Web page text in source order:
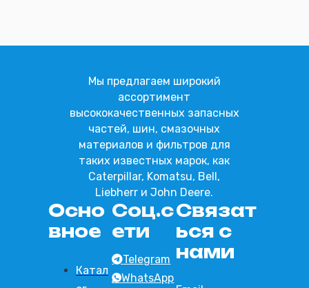
Мы предлагаем широкий
ассортимент
высококачественных запасных
частей, шин, смазочных
материалов и фильтров для
таких известных марок, как
Caterpillar, Komatsu, Bell,
Liebherr и John Deere.
Осно
вное
Катал
Соц.с
ети
Telegram
WhatsApp
Связат
ься с
нами